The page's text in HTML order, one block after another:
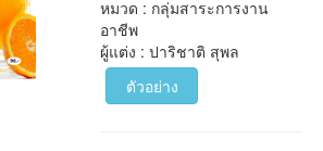
หมวด : กลุ่มสาระการงาน
อาชีพ
ผู้แต่ง : ปาริชาติ สุพล
ตัวอย่าง